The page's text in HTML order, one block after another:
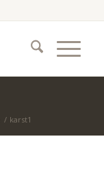
/ karst1